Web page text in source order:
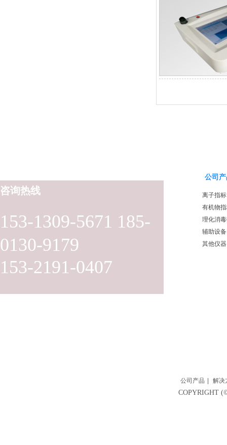
153-1309-5671 185-
0130-9179
153-2191-0407
咨询热线
公司
离子指标
有机物
理化消
辅助设备
其他仪器
公司产品 解决
COPYRIGHT